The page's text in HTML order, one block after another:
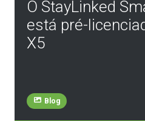
O StayLinked
está pré-
X5
Blog